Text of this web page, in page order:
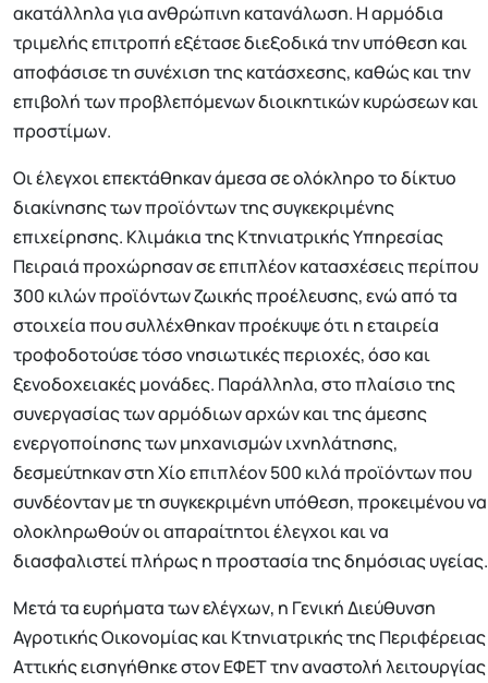
ακατάλληλα για ανθρώπινη κατανάλωση. Η αρμόδια
τριμελής επιτροπή εξέτασε διεξοδικά την υπόθεση και
αποφάσισε τη συνέχιση της κατάσχεσης, καθώς και την
επιβολή των προβλεπόμενων διοικητικών κυρώσεων και
προστίμων.
Οι έλεγχοι επεκτάθηκαν άμεσα σε ολόκληρο το δίκτυο
διακίνησης των προϊόντων της συγκεκριμένης
επιχείρησης. Κλιμάκια της Κτηνιατρικής Υπηρεσίας
Πειραιά προχώρησαν σε επιπλέον κατασχέσεις περίπου
300 κιλών προϊόντων ζωικής προέλευσης, ενώ από τα
στοιχεία που συλλέχθηκαν προέκυψε ότι η εταιρεία
τροφοδοτούσε τόσο νησιωτικές περιοχές, όσο και
ξενοδοχειακές μονάδες. Παράλληλα, στο πλαίσιο της
συνεργασίας των αρμόδιων αρχών και της άμεσης
ενεργοποίησης των μηχανισμών ιχνηλάτησης,
δεσμεύτηκαν στη Χίο επιπλέον 500 κιλά προϊόντων που
συνδέονταν με τη συγκεκριμένη υπόθεση, προκειμένου να
ολοκληρωθούν οι απαραίτητοι έλεγχοι και να
διασφαλιστεί πλήρως η προστασία της δημόσιας υγείας.
Μετά τα ευρήματα των ελέγχων, η Γενική Διεύθυνση
Αγροτικής Οικονομίας και Κτηνιατρικής της Περιφέρειας
Αττικής εισηγήθηκε στον ΕΦΕΤ την αναστολή λειτουργίας